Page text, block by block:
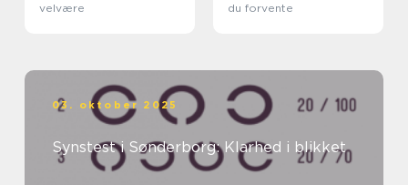
velvære
du forvente
03. oktober 2025
Synstest i Sønderborg: Klarhed i blikket